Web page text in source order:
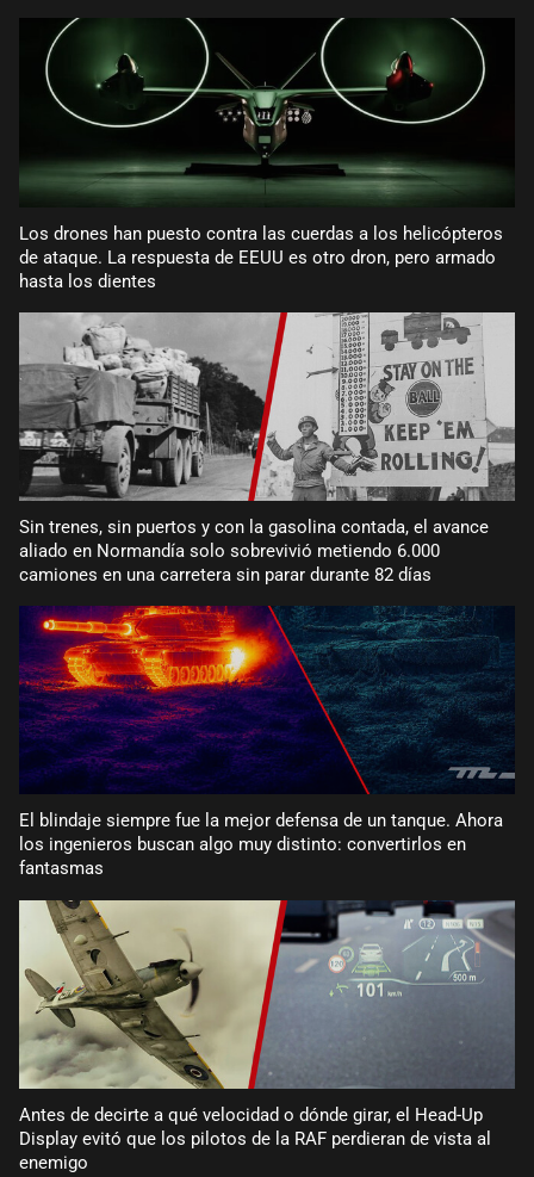
Los drones han puesto contra las cuerdas a los helicópteros
de ataque. La respuesta de EEUU es otro dron, pero armado
hasta los dientes
Sin trenes, sin puertos y con la gasolina contada, el avance
aliado en Normandía solo sobrevivió metiendo 6.000
camiones en una carretera sin parar durante 82 días
El blindaje siempre fue la mejor defensa de un tanque. Ahora
los ingenieros buscan algo muy distinto: convertirlos en
fantasmas
Antes de decirte a qué velocidad o dónde girar, el Head-Up
Display evitó que los pilotos de la RAF perdieran de vista al
enemigo